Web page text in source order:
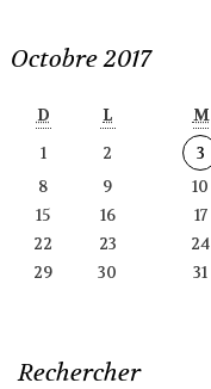
Octobre 2017
D L M
1
2 3
8
9 10
15
16 17
22
23 24
29
30 31
Rechercher